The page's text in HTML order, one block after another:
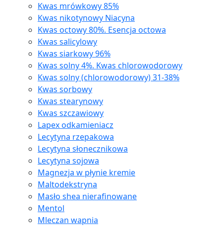
Kwas mrówkowy 85%
Kwas nikotynowy Niacyna
Kwas octowy 80%. Esencja octowa
Kwas salicylowy
Kwas siarkowy 96%
Kwas solny 4%. Kwas chlorowodorowy
Kwas solny (chlorowodorowy) 31-38%
Kwas sorbowy
Kwas stearynowy
Kwas szczawiowy
Lapex odkamieniacz
Lecytyna rzepakowa
Lecytyna słonecznikowa
Lecytyna sojowa
Magnezja w płynie kremie
Maltodekstryna
Masło shea nierafinowane
Mentol
Mleczan wapnia